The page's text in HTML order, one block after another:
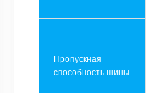
Пропускная
способность шины